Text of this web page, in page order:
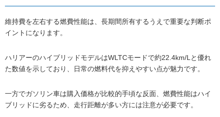
維持費を左右する燃費性能は、長期間所有するうえで重要な判断ポ
イントになります。
ハリアーのハイブリッドモデルはWLTCモードで約22.4km/Lと優れ
た数値を示しており、日常の燃料代を抑えやすい点が魅力です。
一方でガソリン車は購入価格が比較的手頃な反面、燃費性能はハイ
ブリッドに劣るため、走行距離が多い方には注意が必要です。